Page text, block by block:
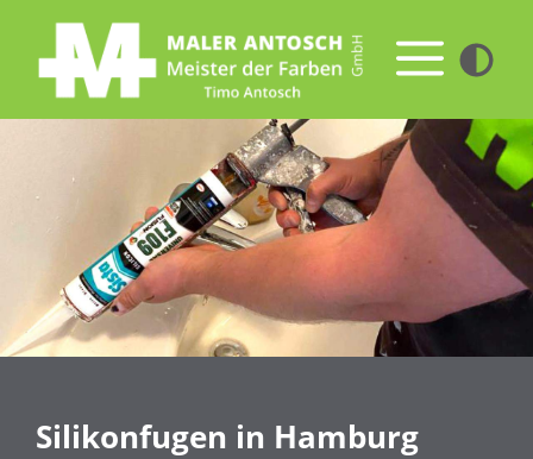
springen
Silikonfugen in Hamburg